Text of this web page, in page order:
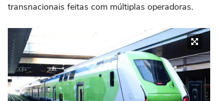
transnacionais feitas com múltiplas operadoras.